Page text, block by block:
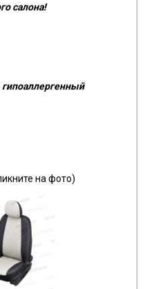
салона!
на фото)